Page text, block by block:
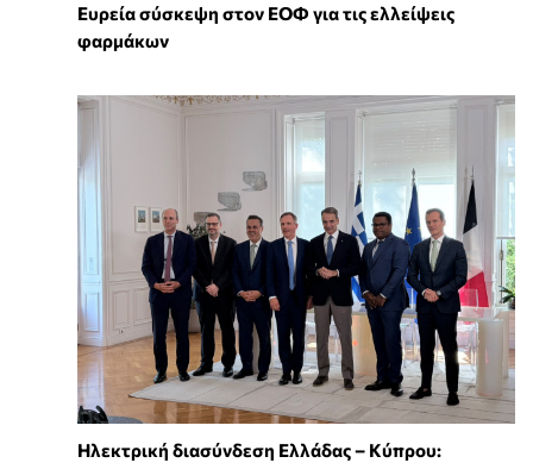
Ευρεία σύσκεψη στον ΕΟΦ για τις ελλείψεις
φαρμάκων
Ηλεκτρική διασύνδεση Ελλάδας – Κύπρου: